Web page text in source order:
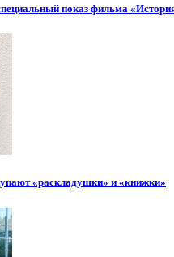
показ фильма
«раскладушки» и «книжки»